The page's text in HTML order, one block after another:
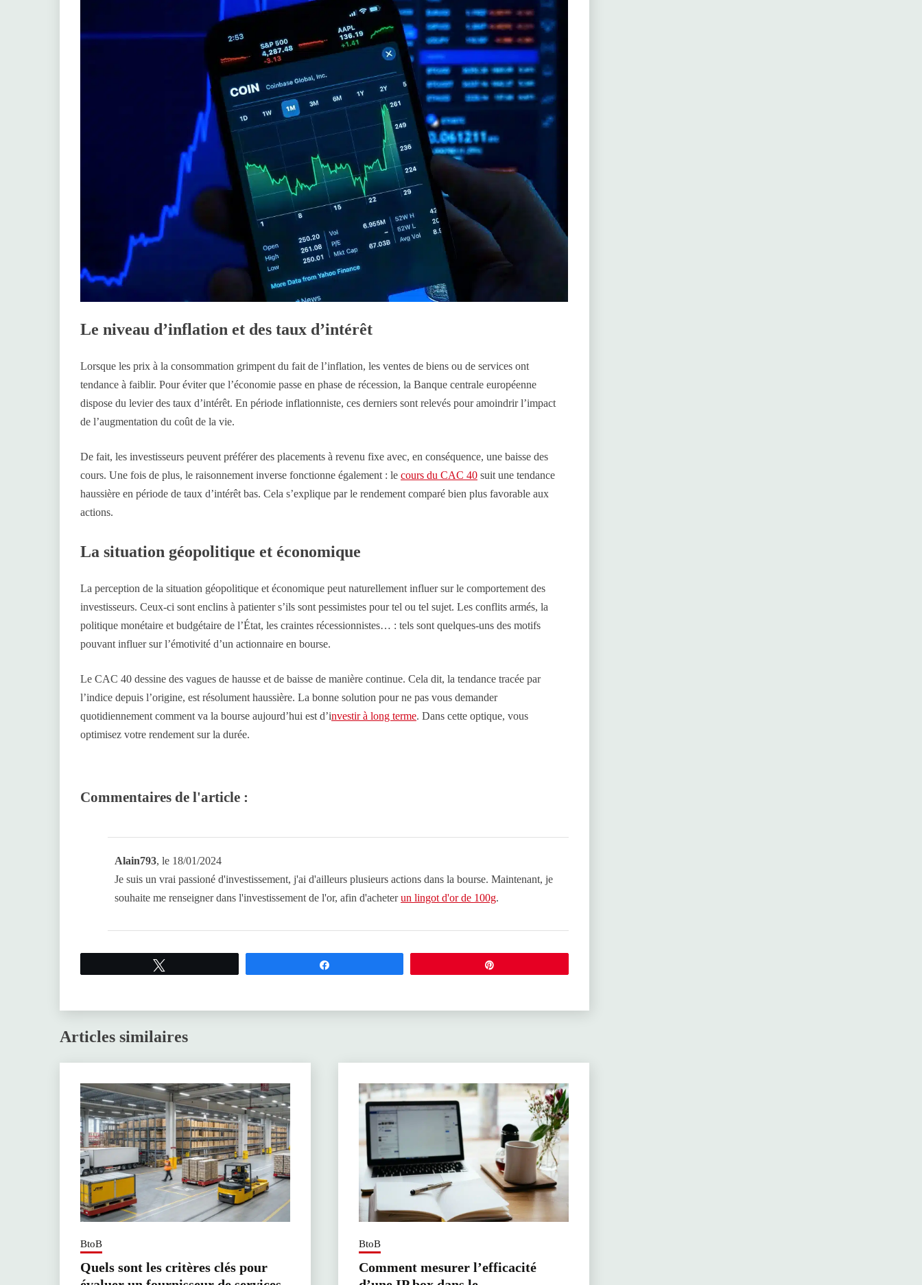
Le niveau d’inflation et des taux d’intérêt
Lorsque les prix à la consommation grimpent du fait de l’inflation, les ventes de biens ou de services ont
tendance à faiblir. Pour éviter que l’économie passe en phase de récession, la Banque centrale européenne
dispose du levier des taux d’intérêt. En période inflationniste, ces derniers sont relevés pour amoindrir l’impact
de l’augmentation du coût de la vie.
De fait, les investisseurs peuvent préférer des placements à revenu fixe avec, en conséquence, une baisse des
cours. Une fois de plus, le raisonnement inverse fonctionne également : le cours du CAC 40 suit une tendance
haussière en période de taux d’intérêt bas. Cela s’explique par le rendement comparé bien plus favorable aux
actions.
La situation géopolitique et économique
La perception de la situation géopolitique et économique peut naturellement influer sur le comportement des
investisseurs. Ceux-ci sont enclins à patienter s’ils sont pessimistes pour tel ou tel sujet. Les conflits armés, la
politique monétaire et budgétaire de l’État, les craintes récessionnistes… : tels sont quelques-uns des motifs
pouvant influer sur l’émotivité d’un actionnaire en bourse.
Le CAC 40 dessine des vagues de hausse et de baisse de manière continue. Cela dit, la tendance tracée par
l’indice depuis l’origine, est résolument haussière. La bonne solution pour ne pas vous demander
quotidiennement comment va la bourse aujourd’hui est d’investir à long terme. Dans cette optique, vous
optimisez votre rendement sur la durée.
Commentaires de l'article :
Alain793, le 18/01/2024
Je suis un vrai passioné d'investissement, j'ai d'ailleurs plusieurs actions dans la bourse. Maintenant, je
souhaite me renseigner dans l'investissement de l'or, afin d'acheterun lingot d'or de 100g.
Articles similaires
BtoB
Quels sont les critères clés pour
BtoB
Comment mesurer l’efficacité